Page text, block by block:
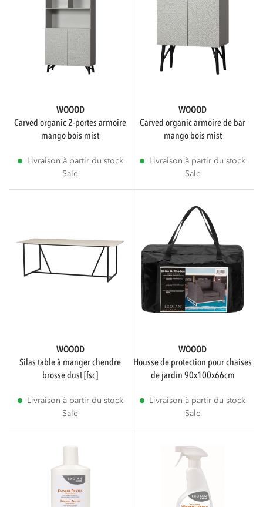
WOOOD
carved organic 2-portes armoire
mango bois mist
Livraison à partir du stock
Sale
WOOOD
carved organic armoire de bar
mango bois mist
Livraison à partir du stock
Sale
WOOOD
silas table à manger chendre
brosse dust [fsc]
Livraison à partir du stock
Sale
WOOOD
housse de protection pour chaises
de jardin 90x100x66cm
Livraison à partir du stock
Sale